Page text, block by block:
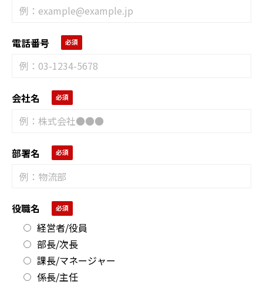
電話番号
会社名
部署名
役職名
経営者/役員
部長/次長
課長/マネージャー
係長/主任